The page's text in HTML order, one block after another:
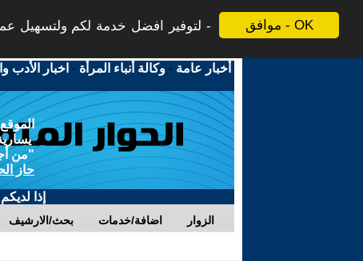
موافق - OK
لتوفير افضل خدمة لكم ولتسهيل
أخبار عامة -وكالة أنباء المرأة - اخبار الأدب
"من
حاز
إذا
بحث/الارشيف اضافة/خدمات الزوار